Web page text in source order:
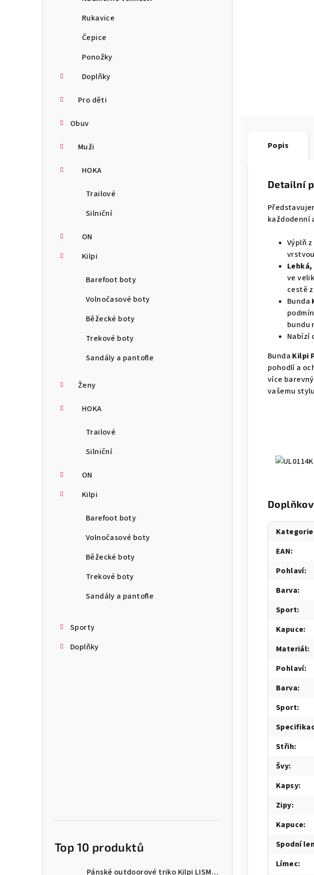
Rukavice
Čepice
Ponožky
Doplňky
Pro děti
Obuv
Muži
HOKA
Trailové
Silniční
ON
Kilpi
Barefoot boty
Volnočasové boty
Běžecké boty
Trekové boty
Sandály a pantofle
Ženy
HOKA
Trailové
Silniční
ON
Kilpi
Barefoot boty
Volnočasové boty
Běžecké boty
Trekové boty
Sandály a pantofle
Sporty
Doplňky
Top 10 produktů
Pánské outdoorové triko Kilpi LISMAIN-M
Popis
Detailní
každodenní
Výplň z
vrstvou
ve
cestě
Bunda
bundu
Nabízí
Bunda Kilpi
pohodlí a
více
vašemu
Kategorie
EAN:
Pohlaví:
Barva:
Sport:
Kapuce:
Materiál:
Pohlaví:
Barva:
Sport:
Střih:
Švy:
Kapsy:
Zipy:
Kapuce:
Spodní
Límec: